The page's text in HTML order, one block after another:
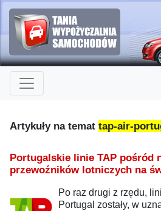
Artykuły na temat tap-air-
Portugalskie linie TAP pośród
przewoźników lotniczych na
Po raz drugi z rzędu,
Portugal zostały, w